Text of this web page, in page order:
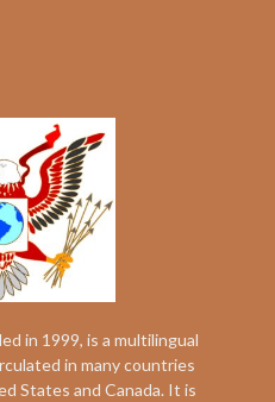
in 1999, is a multilingual
in many countries
States and Canada. It is